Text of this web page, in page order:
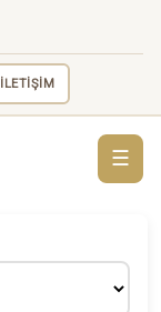
İLETİŞİM
☰